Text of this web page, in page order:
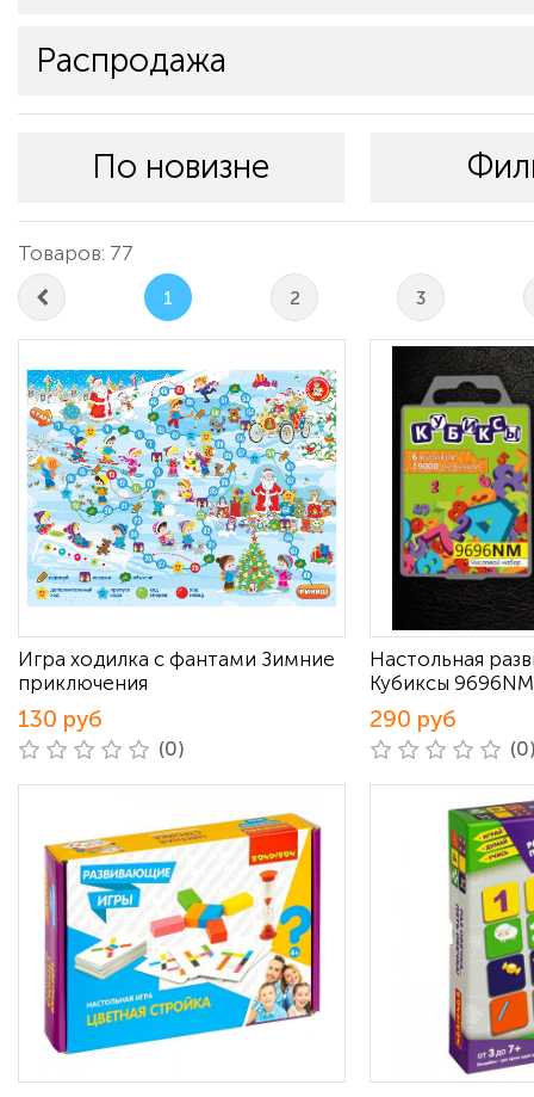
Распродажа
По новизне
Товаров: 77
1 2 3
Игра ходилка с фантами Зимние
приключения
130 руб
(0)
Настольная
Кубиксы 9696NM
290 руб